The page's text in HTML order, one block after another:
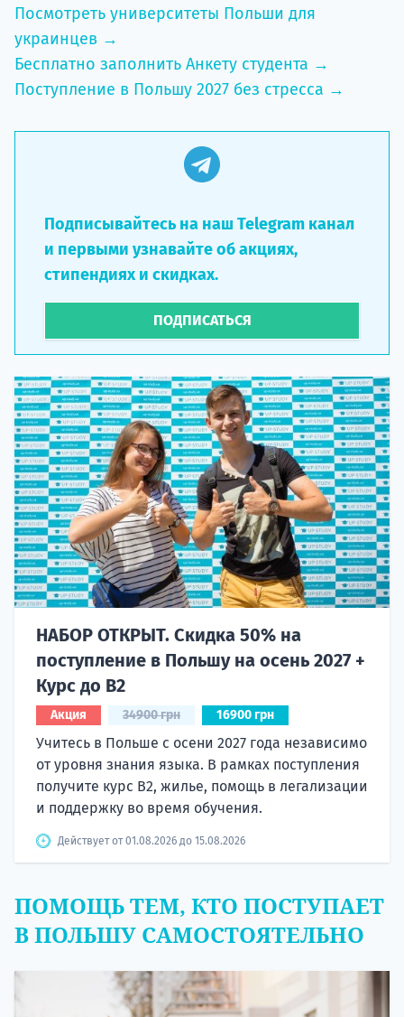
Посмотреть университеты Польши для
украинцев →
Бесплатно заполнить Анкету студента →
Поступление в Польшу 2027 без стресса →
Подписывайтесь на наш Telegram канал
и первыми узнавайте об акциях,
стипендиях и скидках.
ПОДПИСАТЬСЯ
НАБОР ОТКРЫТ. Скидка 50% на
поступление в Польшу на осень 2027 +
Курс до B2
Акция 34900 грн 16900 грн
Учитесь в Польше с осени 2027 года независимо
от уровня знания языка. В рамках поступления
получите курс B2, жилье, помощь в легализации
и поддержку во время обучения.
Действует от 01.08.2026 до 15.08.2026
ПОМОЩЬ ТЕМ, КТО ПОСТУПАЕТ
В ПОЛЬШУ САМОСТОЯТЕЛЬНО